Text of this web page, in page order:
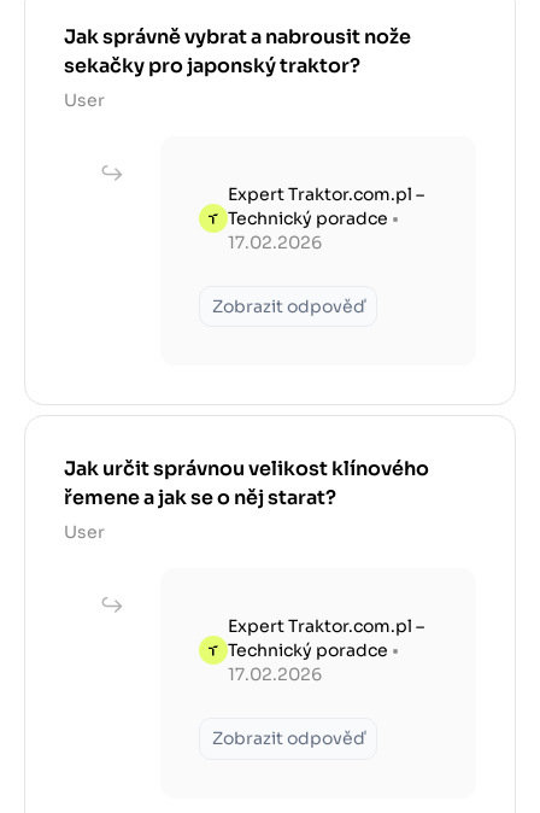
Jak správně vybrat a nabrousit nože
sekačky pro japonský traktor?
User
Expert Traktor.com.pl –
Technický poradce •
17.02.2026
Zobrazit odpověď
Jak určit správnou velikost klínového
řemene a jak se o něj starat?
User
Expert Traktor.com.pl –
Technický poradce •
17.02.2026
Zobrazit odpověď